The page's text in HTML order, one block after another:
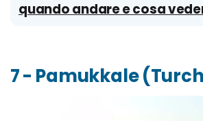
quando andare e cosa
7 - Pamukkale